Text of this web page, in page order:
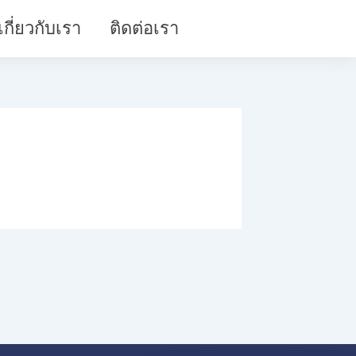
กี่ยวกับเรา ติดต่อเรา